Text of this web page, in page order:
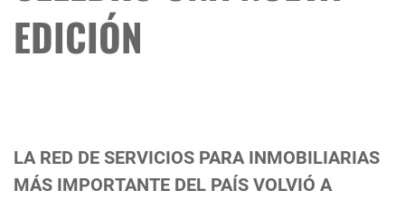
EDICIÓN
LA RED DE SERVICIOS PARA INMOBILIARIAS
MÁS IMPORTANTE DEL PAÍS VOLVIÓ A